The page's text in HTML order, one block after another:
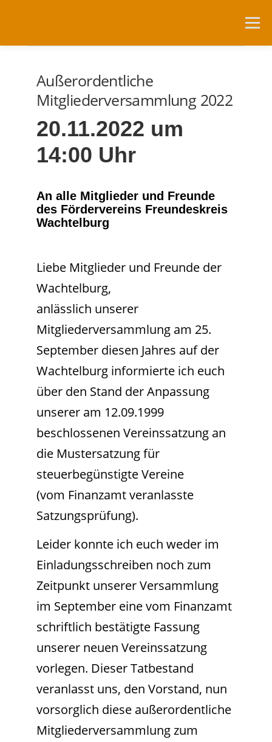
Menü
RESERVIERUNGSANFRAGEN
Außerordentliche
Mitgliederversammlung 2022
20.11.2022 um
14:00 Uhr
An alle Mitglieder und Freunde
des Fördervereins Freundeskreis
Wachtelburg
Liebe Mitglieder und Freunde der
Wachtelburg,
anlässlich unserer
Mitgliederversammlung am 25.
September diesen Jahres auf der
Wachtelburg informierte ich euch
über den Stand der Anpassung
unserer am 12.09.1999
beschlossenen Vereinssatzung an
die Mustersatzung für
steuerbegünstigte Vereine
(vom Finanzamt veranlasste
Satzungsprüfung).
Leider konnte ich euch weder im
Einladungsschreiben noch zum
Zeitpunkt unserer Versammlung
im September eine vom Finanzamt
schriftlich bestätigte Fassung
unserer neuen Vereinssatzung
vorlegen. Dieser Tatbestand
veranlasst uns, den Vorstand, nun
vorsorglich diese außerordentliche
Mitgliederversammlung zum